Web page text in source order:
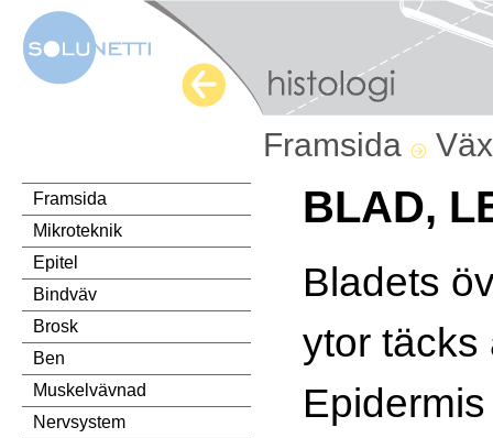
Framsida
Framsida
Mikroteknik
Epitel
Bindväv
Brosk
Ben
Muskelvävnad
Nervsystem
BLAD,
Bladets
ytor